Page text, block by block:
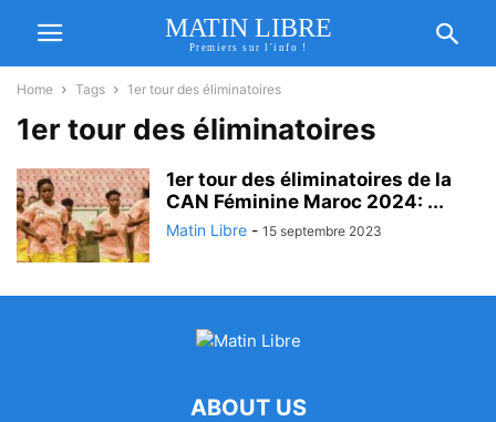
MATIN LIBRE
Premiers sur l'info !
Home Tags 1er tour des éliminatoires
1er tour des éliminatoires
1er tour des éliminatoires de la
CAN Féminine Maroc 2024: ...
Matin Libre - 15 septembre 2023
ABOUT US